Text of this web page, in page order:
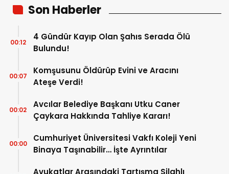
Son Haberler
4 Gündür Kayıp Olan Şahıs Serada Ölü
Bulundu!
00:12
Komşusunu Öldürüp Evini ve Aracını
Ateşe Verdi!
00:07
Avcılar Belediye Başkanı Utku Caner
Çaykara Hakkında Tahliye Kararı!
00:02
Cumhuriyet Üniversitesi Vakfı Koleji Yeni
Binaya Taşınabilir… İşte Ayrıntılar
00:00
Avukatlar Arasındaki Tartışma Silahlı